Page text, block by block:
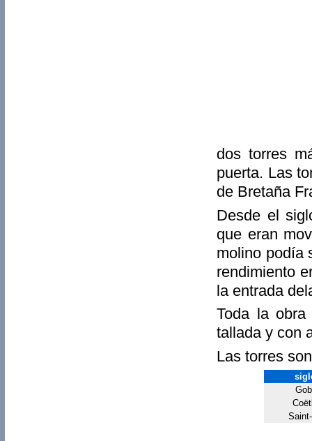
dos torres
puerta. Las
de Bretaña
Desde el
que eran
molino podía
rendimiento
la entrada
Toda la
tallada y con
Las torres